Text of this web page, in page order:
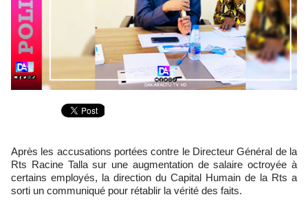
Après les accusations portées contre le Directeur Général de la
Rts Racine Talla sur une augmentation de salaire octroyée à
certains employés, la direction du Capital Humain de la Rts a
sorti un communiqué pour rétablir la vérité des faits.